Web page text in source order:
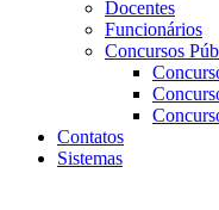
Docentes
Funcionários
Concursos
Contatos
Sistemas